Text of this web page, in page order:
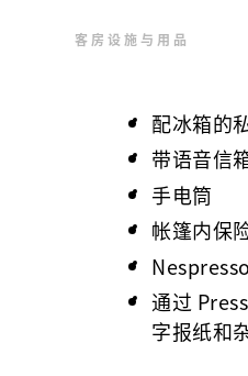
客房设施与用品
配冰箱的
带语音信
手电筒
帐篷内保
通过
字报纸和